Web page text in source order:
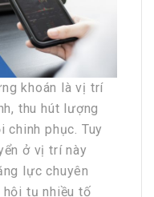
khoán là vị trí
thu hút lượng
chinh phục. Tuy
ở vị trí này
lực chuyên
tụ nhiều tố